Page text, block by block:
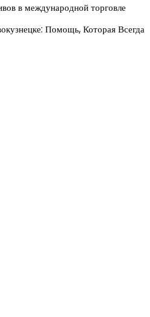
в международной торговле
Помощь, Которая Всегда